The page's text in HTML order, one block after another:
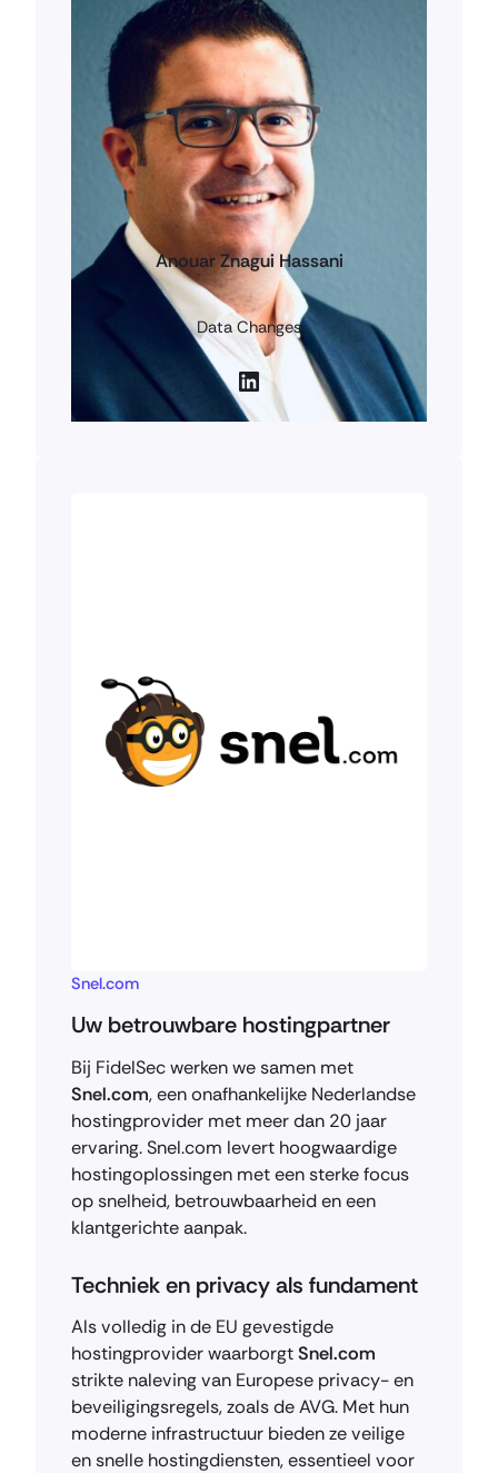
Anouar Znagui Hassani
Data Changes
LinkedIn
Snel.com
Uw betrouwbare hostingpartner
Bij FidelSec werken we samen met
Snel.com, een onafhankelijke Nederlandse
hostingprovider met meer dan 20 jaar
ervaring. Snel.com levert hoogwaardige
hostingoplossingen met een sterke focus
op snelheid, betrouwbaarheid en een
klantgerichte aanpak.
Techniek en privacy als fundament
Als volledig in de EU gevestigde
hostingprovider waarborgtSnel.com
strikte naleving van Europese privacy- en
beveiligingsregels, zoals de AVG. Met hun
moderne infrastructuur bieden ze veilige
en snelle hostingdiensten, essentieel voor